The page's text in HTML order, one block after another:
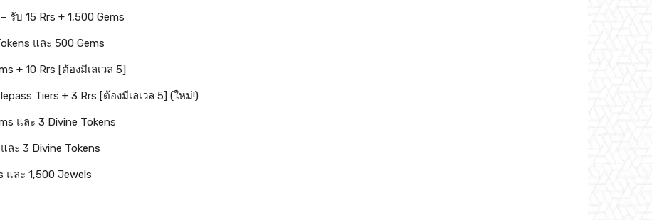
– รับ 15 Rrs + 1,500 Gems
และ 500 Gems
+ 10 Rrs [ต้องมีเลเวล 5]
Tiers + 3 Rrs [ต้องมีเลเวล 5] (ใหม่!)
และ 3 Divine Tokens
ละ 3 Divine Tokens
และ 1,500 Jewels